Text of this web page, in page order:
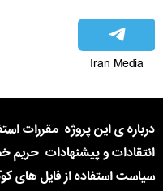
Iran Media
درباره ی این پروژه مقررات
انتقادات و پیشنهادات حریم
سیاست استفاده از فایل های